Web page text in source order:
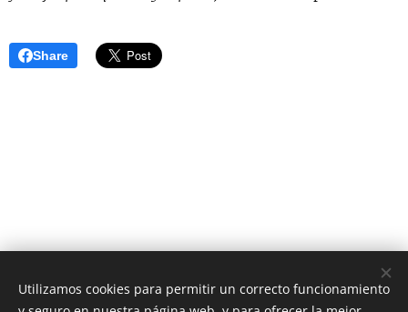
Share
Utilizamos cookies para permitir un correcto funcionamiento